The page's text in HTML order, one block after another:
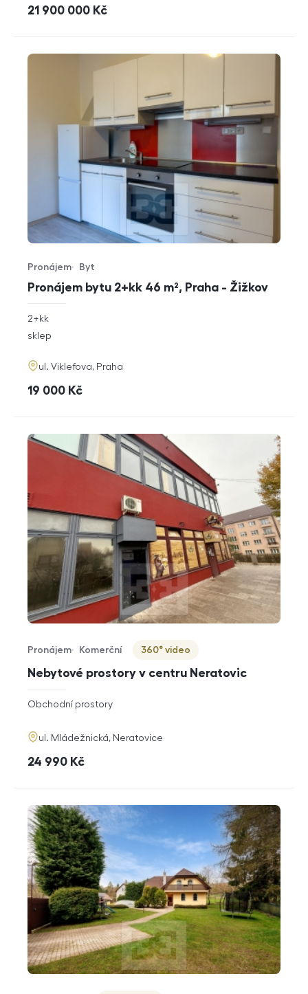
cena
21 900 000 Kč
Pronájem bytu 2+kk 46 m², Praha - Žižkov
Typ nabídky
Pronájem
Typ nemovitosti
Byt
rozměry
2+kk
funkce
sklep
adresa
ul. Viklefova, Praha
cena
19 000 Kč
Nebytové prostory v centru Neratovic
Typ nabídky
Pronájem
Typ nemovitosti
Komerční
Virtuální prohlídka
360° video
rozměry
dispozice
Obchodní prostory
adresa
ul. Mládežnická, Neratovice
cena
24 990 Kč